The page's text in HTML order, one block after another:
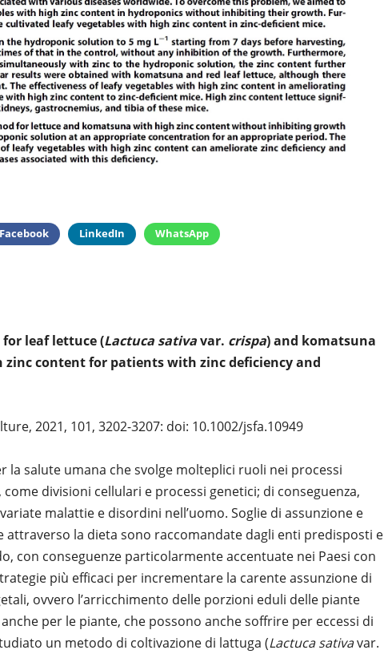
Facebook LinkedIn WhatsApp
leaf lettuce (Lactuca sativavar. crispa) and komatsuna
zinc content for patients with zinc deficiency and
2021, 101, 3202-3207: doi: 10.1002/jsfa.10949
la salute umana che svolge molteplici ruoli nei processi
divisioni cellulari e processi genetici; di conseguenza,
malattie e disordini nell’uomo. Soglie di assunzione e
attraverso la dieta sono raccomandate dagli enti predisposti e
con conseguenze particolarmente accentuate nei Paesi con
più efficaci per incrementare la carente assunzione di
ovvero l’arricchimento delle porzioni eduli delle piante
per le piante, che possono anche soffrire per eccessi di
un metodo di coltivazione di lattuga (Lactuca sativavar.